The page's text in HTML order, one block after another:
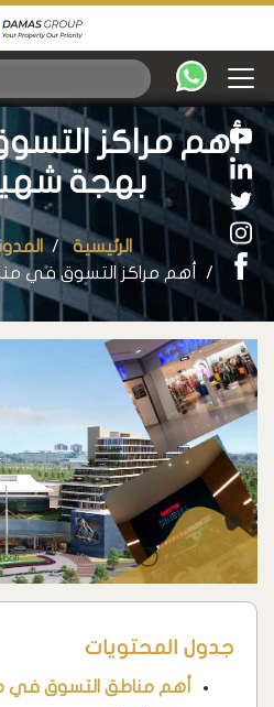
أهم مراكز
بهجة شهير
الرئيسية
أهم مراكز التسوق في
جدول المحتويات
أهم مناطق التسوق في